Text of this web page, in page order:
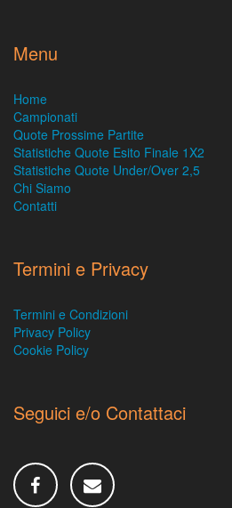
Menu
Home
Campionati
Quote Prossime Partite
Statistiche Quote Esito Finale 1X2
Statistiche Quote Under/Over 2,5
Chi Siamo
Contatti
Termini e Privacy
Termini e Condizioni
Privacy Policy
Cookie Policy
Seguici e/o Contattaci